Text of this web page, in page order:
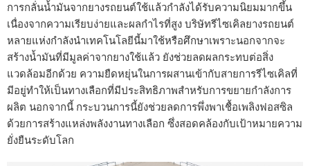
การกลั่นน้ำมันจากยางรถยนต์ใช้แล้วกำลังได้รับความนิยมมากขึ้น
เนื่องจากความเรียบง่ายและผลกำไรที่สูง บริษัทรีไซเคิลยางรถยนต์
หลายแห่งกำลังนำเทคโนโลยีนี้มาใช้หรือศึกษาเพราะนอกจากจะ
สร้างน้ำมันที่มีมูลค่าจากยางใช้แล้ว ยังช่วยลดผลกระทบต่อสิ่ง
แวดล้อมอีกด้วย ความยืดหยุ่นในการผสานเข้ากับสายการรีไซเคิลที่
มีอยู่ทำให้เป็นทางเลือกที่มีประสิทธิภาพสำหรับการขยายกำลังการ
ผลิต นอกจากนี้ กระบวนการนี้ยังช่วยลดการพึ่งพาเชื้อเพลิงฟอสซิล
ด้วยการสร้างแหล่งพลังงานทางเลือก ซึ่งสอดคล้องกับเป้าหมายความ
ยั่งยืนระดับโลก